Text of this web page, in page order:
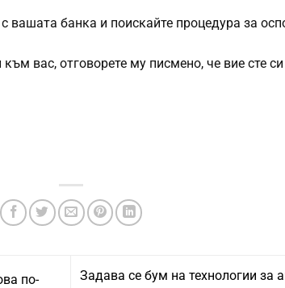
вашата банка и поискайте процедура за
вас, отговорете му писмено, че вие сте
по-
Задава се бум на технологии за